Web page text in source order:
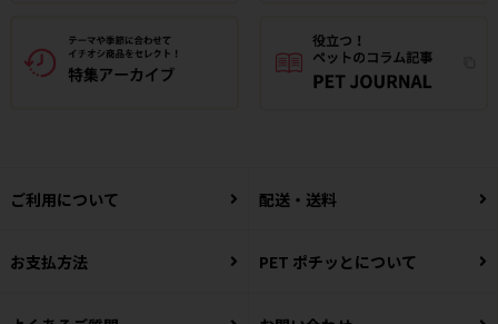
ご利用について 配送・送料
お支払方法 PET ポチッとについて